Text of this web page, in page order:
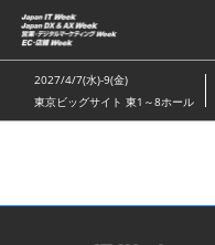
ス
キ
ッ
し
む
2027/4/7(水)-9(金)
東京ビッグサイト 東1～8ホール